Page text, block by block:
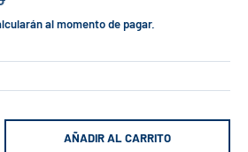
al momento de pagar.
AÑADIR AL CARRITO